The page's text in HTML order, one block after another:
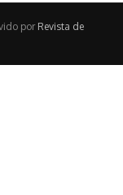
por Revista de